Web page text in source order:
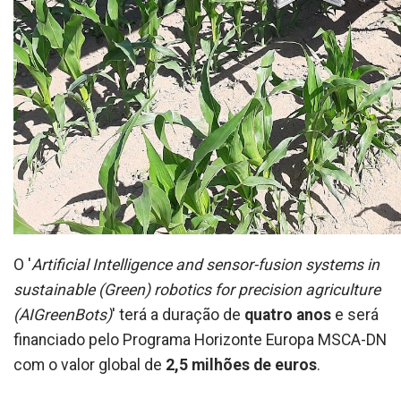
O 'Artificial Intelligence and sensor-fusion systems in
sustainable (Green) robotics for precision agriculture
(AIGreenBots)' terá a duração de quatro anos e será
financiado pelo Programa Horizonte Europa MSCA-DN
com o valor global de 2,5 milhões de euros.